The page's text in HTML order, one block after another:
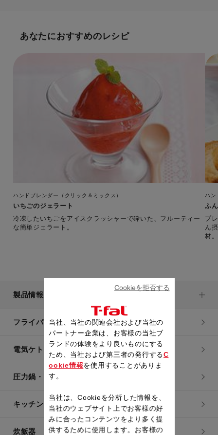
あなたにおすすめのレシピ
ハンドブレンダー（クリック＆ミックス）
いちごのジェラート
冷凍したいちごをアイスクラッシャーで砕いた、フルーティー
な簡単ジェラート。
ハン
ふ
プ
ん
材。
製品情報
フライパン・鍋
電気ケトル
圧力鍋・電気圧力鍋
キッチン用品
炊飯器
当社、当社の関連会社および当社の
パートナー企業は、お客様の当社ブ
ランドの体験をより良いものにする
ため、当社および第三者の発行するC
ookie情報を使用することがありま
す。
当社は、Cookieを分析した情報を、
当社のウェブサイト上でお客様の好
みに合ったコンテンツをより多く提
供するために使用します。お客様の
Cookieを拒否する